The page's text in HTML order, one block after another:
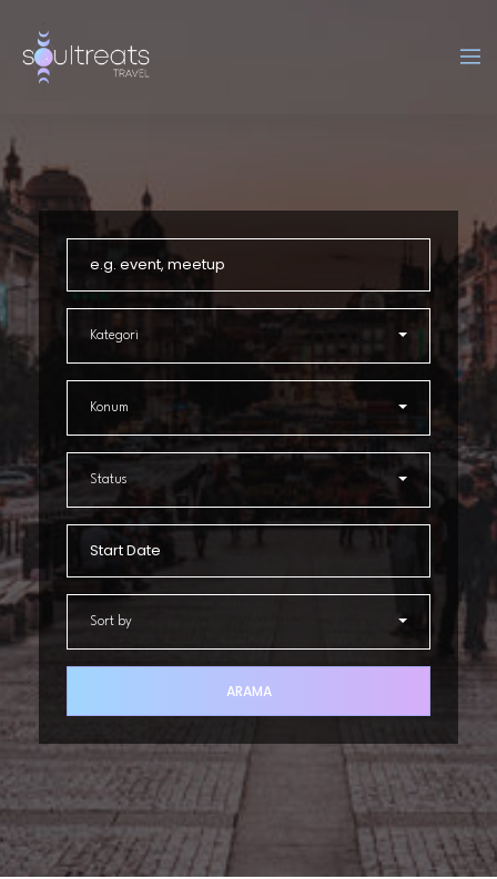
Kategori
Konum
Status
Sort by
ARAMA